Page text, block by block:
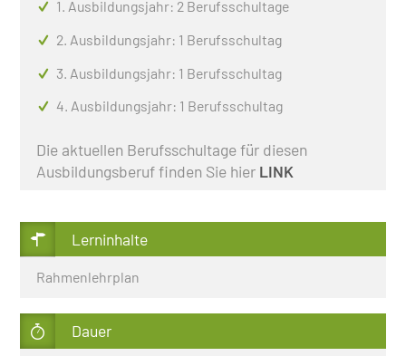
1. Ausbildungsjahr: 2 Berufsschultage
2. Ausbildungsjahr: 1 Berufsschultag
3. Ausbildungsjahr: 1 Berufsschultag
4. Ausbildungsjahr: 1 Berufsschultag
Die aktuellen Berufsschultage für diesen
Ausbildungsberuf finden Sie hier LINK
Lerninhalte
Rahmenlehrplan
Dauer